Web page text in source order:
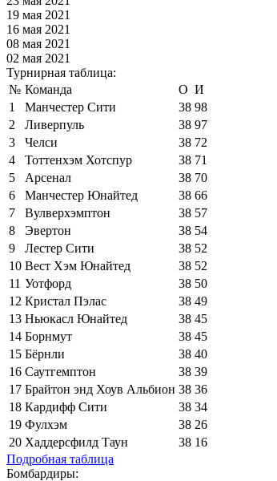
19 мая 2021
16 мая 2021
08 мая 2021
02 мая 2021
Турнирная таблица:
№ Команда О И
1
Манчестер Сити 38 98
2
Ливерпуль 38 97
3
Челси 38 72
4
Тоттенхэм Хотспур 38 71
5
Арсенал 38 70
6
Манчестер Юнайтед 38 66
7
Вулверхэмптон 38 57
8
Эвертон 38 54
9
Лестер Сити 38 52
10 Вест Хэм Юнайтед 38 52
11 Уотфорд 38 50
12 Кристал Пэлас 38 49
13 Ньюкасл Юнайтед 38 45
14 Борнмут 38 45
15 Бёрнли 38 40
16 Саутгемптон 38 39
17 Брайтон энд Хоув Альбион 38 36
18 Кардифф Сити 38 34
19 Фулхэм 38 26
20 Хаддерсфилд Таун 38 16
Подробная таблица
Бомбардиры: